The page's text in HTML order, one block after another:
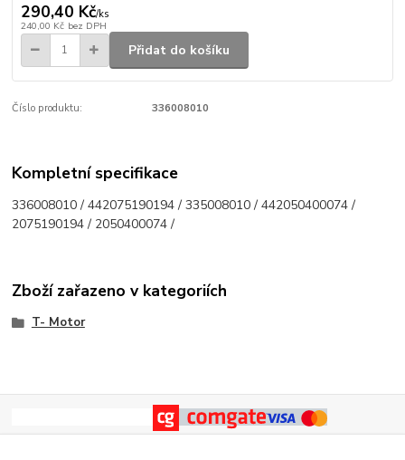
290,40 Kč/ks
240,00 Kč bez DPH
Přidat do košíku
Číslo produktu: 336008010
Kompletní specifikace
336008010 / 442075190194 / 335008010 / 442050400074 /
2075190194 / 2050400074 /
Zboží zařazeno v kategoriích
T- Motor